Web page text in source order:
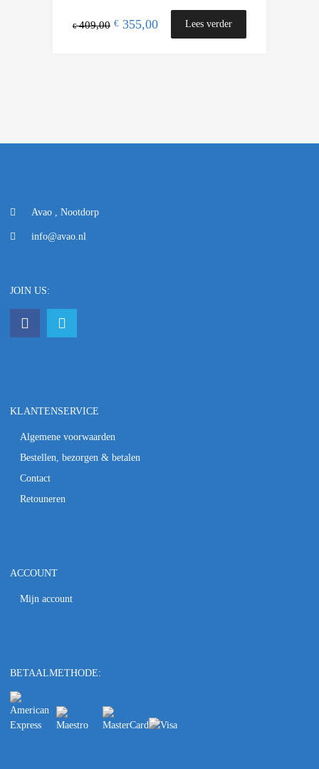
€409,00 € 355,00 Lees verder
Avao , Nootdorp
info@avao.nl
JOIN US:
KLANTENSERVICE
Algemene voorwaarden
Bestellen, bezorgen & betalen
Contact
Retouneren
ACCOUNT
Mijn account
BETAALMETHODE: